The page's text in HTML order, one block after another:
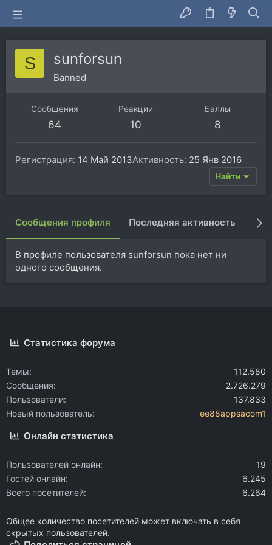
S sunforsun
Banned
Сообщения
64
Реакции
10
Баллы
8
Регистрация 14 Май 2013Активность 25 Янв 2016
Найти
Сообщения профиля Последняя активность
В профиле пользователя sunforsun пока нет ни
одного сообщения.
Статистика форума
Темы
112.580
Сообщения
2.726.279
Пользователи
137.833
Новый пользователь
ee88appsacom1
Онлайн статистика
Пользователей онлайн
19
Гостей онлайн
6.245
Всего посетителей
6.264
Общее количество посетителей может включать в себя
скрытых пользователей.